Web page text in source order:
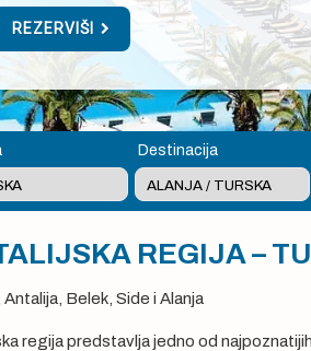
REZERVIŠI
Destinacija
REGIJA –
Antalija, Belek, Side i Alanja
regija predstavlja jedno od